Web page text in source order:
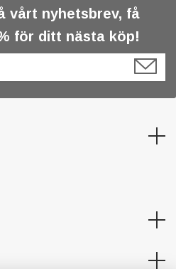
vårt nyhetsbrev, få
för ditt nästa köp!